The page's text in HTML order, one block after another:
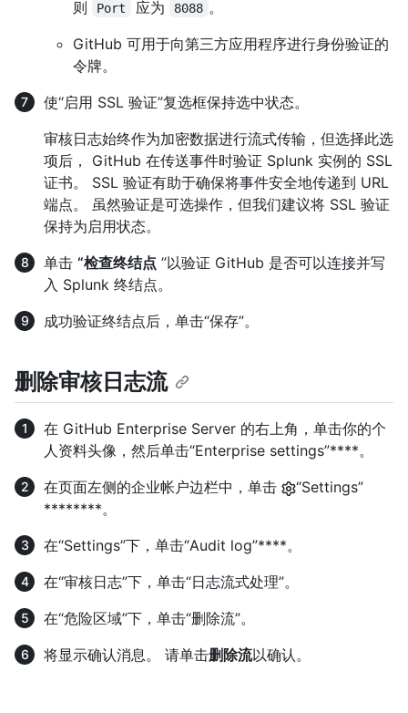
则
Port 应为 8088 。
GitHub 可用于向第三方应用程序进行身份验证的
令牌。
使“启用 SSL 验证”复选框保持选中状态。
审核日志始终作为加密数据进行流式传输，但选择此选
项后， GitHub 在传送事件时验证 Splunk 实例的 SSL
证书。 SSL 验证有助于确保将事件安全地传递到 URL
端点。 虽然验证是可选操作，但我们建议将 SSL 验证
保持为启用状态。
单击 “检查终结点 ”以验证 GitHub 是否可以连接并写
入 Splunk 终结点。
成功验证终结点后，单击“保存”。
删除审核日志流
在 GitHub Enterprise Server 的右上角，单击你的个
人资料头像，然后单击“Enterprise settings”****。
在页面左侧的企业帐户边栏中，单击
“Settings”
********。
在“Settings”下，单击“Audit log”****。
在“审核日志”下，单击“日志流式处理”。
在“危险区域”下，单击“删除流”。
将显示确认消息。 请单击删除流以确认。